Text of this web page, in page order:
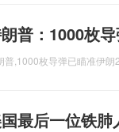
普：1000枚
普,1000枚导弹已瞄准伊朗
最后一位铁